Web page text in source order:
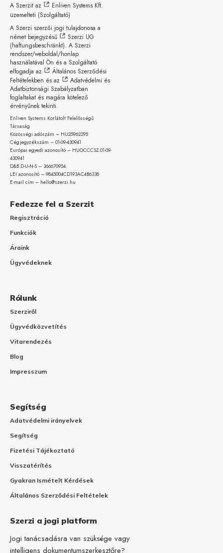
A Szerzit az
Enliven Systems Kft.
üzemelteti (Szolgáltató)
A Szerzi szerzői jogi tulajdonosa a
német bejegyzésű
Szerzi UG
(haftungsbeschränkt). A Szerzi
rendszer/weboldal/honlap
használatával Ön és a Szolgáltató
elfogadja az
Általános Szerződési
Feltételekben és az
Adatvédelmi és
Adatbiztonsági Szabályzatban
foglaltakat és magára kötelező
érvényűnek tekinti.
Enliven Systems Korlátolt Felelősségű
Társaság
Közösségi adószám – HU25962295
Cégjegyzékszám – 01-09-430941
Európai egyedi azonosító – HUOCCCSZ.01-09-
430941
D&B D-U-N-S – 366670954
LEI azonosító – 9845004CD193AC4B6338
E-mail cím – hello@szerzi.hu
Fedezze fel a Szerzit
Regisztráció
Funkciók
Áraink
Ügyvédeknek
Rólunk
Szerziről
Ügyvédközvetítés
Vitarendezés
Blog
Impresszum
Segítség
Adatvédelmi irányelvek
Segítség
Fizetési Tájékoztató
Visszatérítés
Gyakran Ismételt Kérdések
Általános Szerződési Feltételek
Szerzi a jogi platform
Jogi tanácsadásra van szüksége vagy
intelligens dokumentumszerkesztőre?